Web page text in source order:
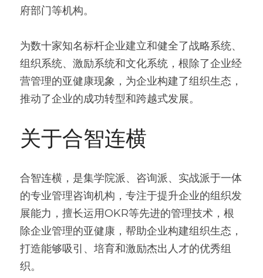
府部门等机构。
为数十家知名标杆企业建立和健全了战略系统、
组织系统、激励系统和文化系统，根除了企业经
营管理的亚健康现象，为企业构建了组织生态，
推动了企业的成功转型和跨越式发展。
关于合智连横
合智连横，是集学院派、咨询派、实战派于一体
的专业管理咨询机构，专注于提升企业的组织发
展能力，擅长运用OKR等先进的管理技术，根
除企业管理的亚健康，帮助企业构建组织生态，
打造能够吸引、培育和激励杰出人才的优秀组
织。